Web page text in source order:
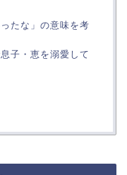
たな」の意味を考
子・恵を溺愛して